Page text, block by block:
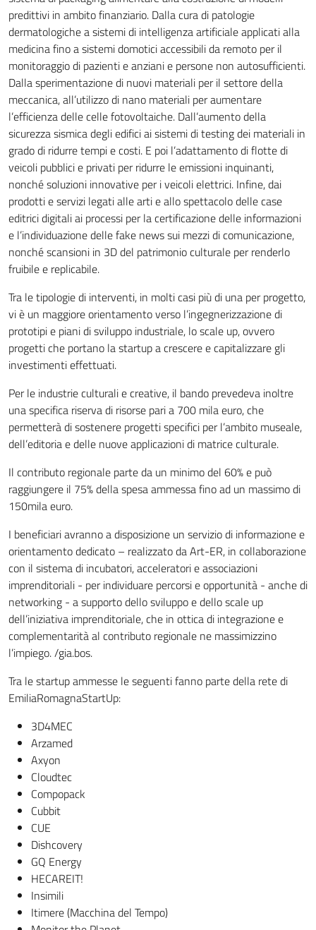
predittivi in ambito finanziario. Dalla cura di patologie
dermatologiche a sistemi di intelligenza artificiale applicati alla
medicina fino a sistemi domotici accessibili da remoto per il
monitoraggio di pazienti e anziani e persone non autosufficienti.
Dalla sperimentazione di nuovi materiali per il settore della
meccanica, all’utilizzo di nano materiali per aumentare
l’efficienza delle celle fotovoltaiche. Dall’aumento della
sicurezza sismica degli edifici ai sistemi di testing dei materiali in
grado di ridurre tempi e costi. E poi l’adattamento di flotte di
veicoli pubblici e privati per ridurre le emissioni inquinanti,
nonché soluzioni innovative per i veicoli elettrici. Infine, dai
prodotti e servizi legati alle arti e allo spettacolo delle case
editrici digitali ai processi per la certificazione delle informazioni
e l’individuazione delle fake news sui mezzi di comunicazione,
nonché scansioni in 3D del patrimonio culturale per renderlo
fruibile e replicabile.
Tra le tipologie di interventi, in molti casi più di una per progetto,
vi è un maggiore orientamento verso l’ingegnerizzazione di
prototipi e piani di sviluppo industriale, lo scale up, ovvero
progetti che portano la startup a crescere e capitalizzare gli
investimenti effettuati.
Per le industrie culturali e creative, il bando prevedeva inoltre
una specifica riserva di risorse pari a 700 mila euro, che
permetterà di sostenere progetti specifici per l’ambito museale,
dell’editoria e delle nuove applicazioni di matrice culturale.
Il contributo regionale parte da un minimo del 60% e può
raggiungere il 75% della spesa ammessa fino ad un massimo di
150mila euro.
I beneficiari avranno a disposizione un servizio di informazione e
orientamento dedicato – realizzato da Art-ER, in collaborazione
con il sistema di incubatori, acceleratori e associazioni
imprenditoriali - per individuare percorsi e opportunità - anche di
networking - a supporto dello sviluppo e dello scale up
dell’iniziativa imprenditoriale, che in ottica di integrazione e
complementarità al contributo regionale ne massimizzino
l’impiego. /gia.bos.
Tra le startup ammesse le seguenti fanno parte della rete di
EmiliaRomagnaStartUp:
3D4MEC
Arzamed
Axyon
Cloudtec
Compopack
Cubbit
CUE
Dishcovery
GQ Energy
HECAREIT!
Insimili
Itimere (Macchina del Tempo)